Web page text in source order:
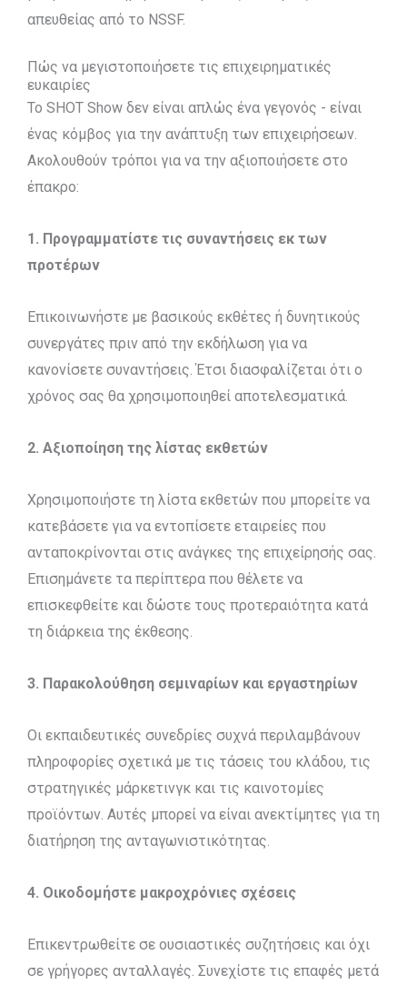
απευθείας από το NSSF.
Πώς να μεγιστοποιήσετε τις επιχειρηματικές
ευκαιρίες
Το SHOT Show δεν είναι απλώς ένα γεγονός - είναι
ένας κόμβος για την ανάπτυξη των επιχειρήσεων.
Ακολουθούν τρόποι για να την αξιοποιήσετε στο
έπακρο:
1. Προγραμματίστε τις συναντήσεις εκ των
προτέρων
Επικοινωνήστε με βασικούς εκθέτες ή δυνητικούς
συνεργάτες πριν από την εκδήλωση για να
κανονίσετε συναντήσεις. Έτσι διασφαλίζεται ότι ο
χρόνος σας θα χρησιμοποιηθεί αποτελεσματικά.
2. Αξιοποίηση της λίστας εκθετών
Χρησιμοποιήστε τη λίστα εκθετών που μπορείτε να
κατεβάσετε για να εντοπίσετε εταιρείες που
ανταποκρίνονται στις ανάγκες της επιχείρησής σας.
Επισημάνετε τα περίπτερα που θέλετε να
επισκεφθείτε και δώστε τους προτεραιότητα κατά
τη διάρκεια της έκθεσης.
3. Παρακολούθηση σεμιναρίων και εργαστηρίων
Οι εκπαιδευτικές συνεδρίες συχνά περιλαμβάνουν
πληροφορίες σχετικά με τις τάσεις του κλάδου, τις
στρατηγικές μάρκετινγκ και τις καινοτομίες
προϊόντων. Αυτές μπορεί να είναι ανεκτίμητες για τη
διατήρηση της ανταγωνιστικότητας.
4. Οικοδομήστε μακροχρόνιες σχέσεις
Επικεντρωθείτε σε ουσιαστικές συζητήσεις και όχι
σε γρήγορες ανταλλαγές. Συνεχίστε τις επαφές μετά